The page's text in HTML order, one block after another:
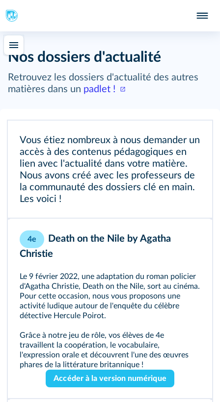
Nos dossiers d'actualité
Retrouvez les dossiers d'actualité des autres
matières dans un padlet !
Vous étiez nombreux à nous demander un
accès à des contenus pédagogiques en
lien avec l'actualité dans votre matière.
Nous avons créé avec les professeurs de
la communauté des dossiers clé en main.
Les voici !
4e
Death on the Nile by Agatha
Christie
Le 9 février 2022, une adaptation du roman policier
d'Agatha Christie, Death on the Nile, sort au cinéma.
Pour cette occasion, nous vous proposons une
activité ludique autour de l'enquête du célèbre
détective Hercule Poirot.
Grâce à notre jeu de rôle, vos élèves de 4e
travaillent la coopération, le vocabulaire,
l'expression orale et découvrent l'une des œuvres
phares de la littérature britannique !
Accéder à la version numérique